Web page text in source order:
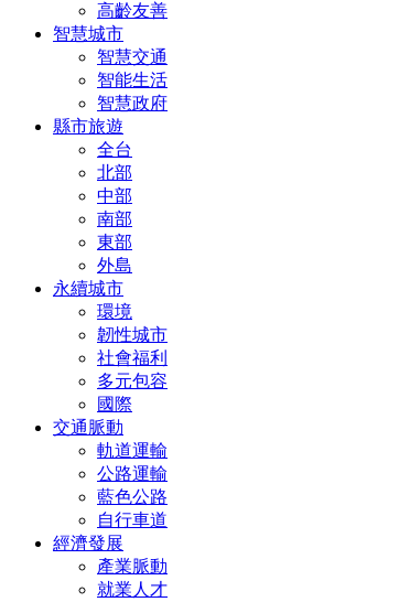
高齡友善
智慧城市
智慧交通
智能生活
智慧政府
縣市旅遊
全台
北部
中部
南部
東部
外島
永續城市
環境
韌性城市
社會福利
多元包容
國際
交通脈動
軌道運輸
公路運輸
藍色公路
自行車道
經濟發展
產業脈動
就業人才